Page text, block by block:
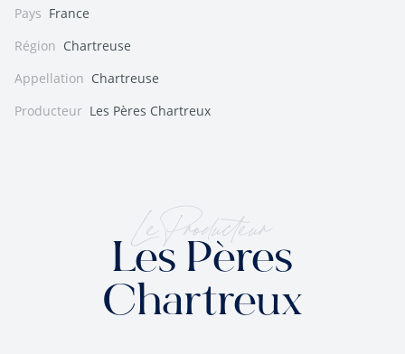
Pays France
Région Chartreuse
Appellation Chartreuse
Producteur Les Pères Chartreux
Le Producteur
Les Pères
Chartreux